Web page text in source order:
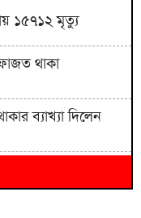
১৫৭১২ মৃত্যু
থাকা
ব্যাখ্যা দিলেন
নেতা আবিদের